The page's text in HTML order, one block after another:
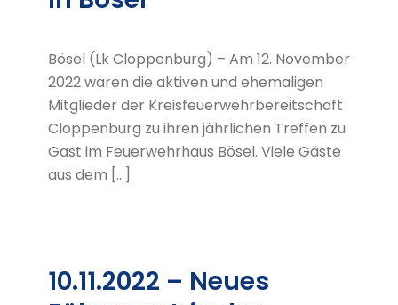
Bösel (Lk Cloppenburg) – Am 12. November
2022 waren die aktiven und ehemaligen
Mitglieder der Kreisfeuerwehrbereitschaft
Cloppenburg zu ihren jährlichen Treffen zu
Gast im Feuerwehrhaus Bösel. Viele Gäste
aus dem […]
10.11.2022 – Neues